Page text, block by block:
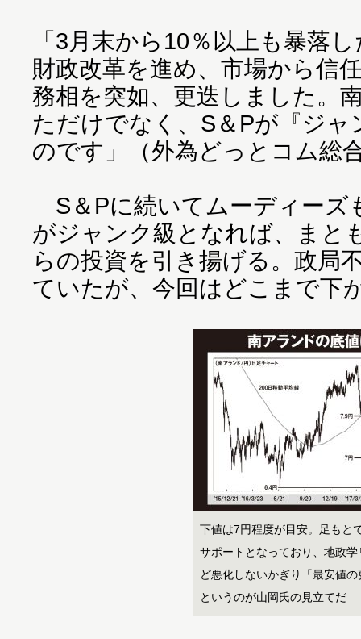
「3月末から10％以上も暴落
財政改革を進め、市場から信
務相を突如、更迭しました。
ただけでなく、S＆Pが『ジ
のです」（外為どっとコム総
S＆Pに続いてムーディーズ
がジャンク級となれば、まと
らの投資を引き揚げる。政局
ていたが、今回はどこまで下
下値は7円程度が目安。足もと
サポートとなっており、地政
ど悪化しないかぎり「最安値
というのが山岡氏の見立てだ